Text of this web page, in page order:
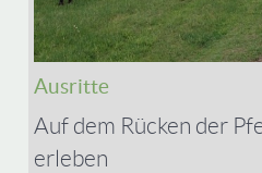
Ausritte
Auf dem Rücken der
erleben